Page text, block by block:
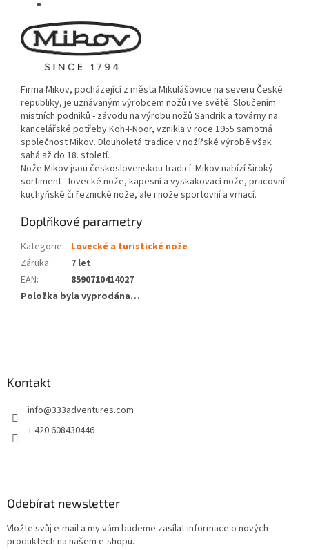
Firma Mikov, pocházející z města Mikulášovice na severu České
republiky, je uznávaným výrobcem nožů i ve světě. Sloučením
místních podniků - závodu na výrobu nožů Sandrik a továrny na
kancelářské potřeby Koh-I-Noor, vznikla v roce 1955 samotná
společnost Mikov. Dlouholetá tradice v nožířské výrobě však
sahá až do 18. století.
Nože Mikov jsou československou tradicí. Mikov nabízí široký
sortiment - lovecké nože, kapesní a vyskakovací nože, pracovní
kuchyňské či řeznické nože, ale i nože sportovní a vrhací.
Doplňkové parametry
Kategorie: Lovecké a turistické nože
Záruka:
7 let
EAN:
8590710414027
Položka byla vyprodána…
Kontakt
info@333adventures.com
+ 420 608430446
Odebírat newsletter
Vložte svůj e-mail a my vám budeme zasílat informace o nových
produktech na našem e-shopu.